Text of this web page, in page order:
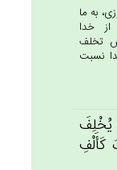
به ما
از خدا
تخلف
نسبت
يُخْلِف‌َ
كَأَلْف‌ِ